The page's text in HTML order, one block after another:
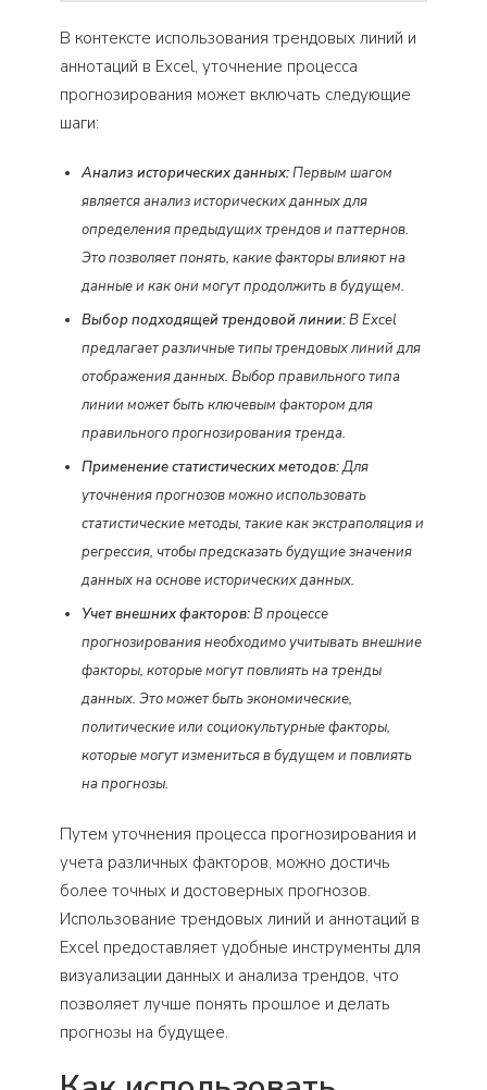
В контексте использования трендовых линий и
аннотаций в Excel, уточнение процесса
прогнозирования может включать следующие
шаги:
Анализ исторических данных:Первым шагом
является анализ исторических данных для
определения предыдущих трендов и паттернов.
Это позволяет понять, какие факторы влияют на
данные и как они могут продолжить в будущем.
Выбор подходящей трендовой линии:В Excel
предлагает различные типы трендовых линий для
отображения данных. Выбор правильного типа
линии может быть ключевым фактором для
правильного прогнозирования тренда.
Применение статистических методов:Для
уточнения прогнозов можно использовать
статистические методы, такие как экстраполяция и
регрессия, чтобы предсказать будущие значения
данных на основе исторических данных.
Учет внешних факторов:В процессе
прогнозирования необходимо учитывать внешние
факторы, которые могут повлиять на тренды
данных. Это может быть экономические,
политические или социокультурные факторы,
которые могут измениться в будущем и повлиять
на прогнозы.
Путем уточнения процесса прогнозирования и
учета различных факторов, можно достичь
более точных и достоверных прогнозов.
Использование трендовых линий и аннотаций в
Excel предоставляет удобные инструменты для
визуализации данных и анализа трендов, что
позволяет лучше понять прошлое и делать
прогнозы на будущее.